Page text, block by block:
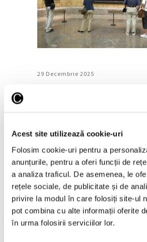
Acest site utilizează cookie-uri
Folosim cookie-uri pentru a
anunțurile, pentru a oferi funcții de
a analiza traficul. De asemenea, le
rețele sociale, de publicitate și de
privire la modul în care folosiți site-ul
pot combina cu alte informații oferite
în urma folosirii serviciilor lor.
29 Decembrie 2025
vizitatori pentru
Muzeul Prado a
treilea an consecutiv, un vârf
Cu o medie de
vizitatori pe zi, muzeului
trecut pragul în 2025
milioane de persoane. Un total
persoane au
Continuă lectura >